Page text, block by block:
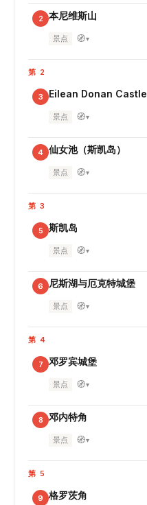
2 本尼维斯山
景点 🧭▾
第 2
3 Eilean Donan Castle
景点 🧭▾
4 仙女池（斯凯岛）
景点 🧭▾
第 3
5 斯凯岛
景点 🧭▾
6 尼斯湖与厄克特城堡
景点 🧭▾
第 4
7 邓罗宾城堡
景点 🧭▾
8 邓内特角
景点 🧭▾
第 5
9 格罗茨角